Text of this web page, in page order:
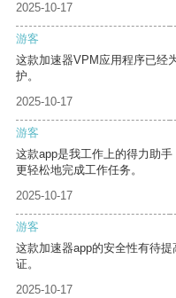
2025-10-17
游客
这款加速器VPM应用程序已经
护。
2025-10-17
游客
这款app是我工作上的得力助
更轻松地完成工作任务。
2025-10-17
游客
这款加速器app的安全性有待
证。
2025-10-17